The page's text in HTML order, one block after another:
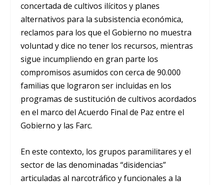
concertada de cultivos ilícitos y planes
alternativos para la subsistencia económica,
reclamos para los que el Gobierno no muestra
voluntad y dice no tener los recursos, mientras
sigue incumpliendo en gran parte los
compromisos asumidos con cerca de 90.000
familias que lograron ser incluidas en los
programas de sustitución de cultivos acordados
en el marco del Acuerdo Final de Paz entre el
Gobierno y las Farc.
En este contexto, los grupos paramilitares y el
sector de las denominadas “disidencias”
articuladas al narcotráfico y funcionales a la